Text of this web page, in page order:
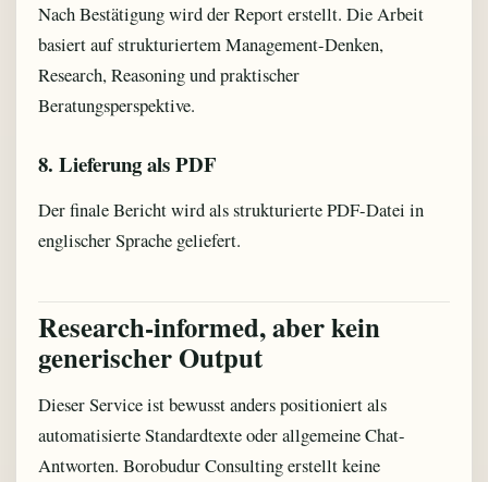
Nach Bestätigung wird der Report erstellt. Die Arbeit
basiert auf strukturiertem Management-Denken,
Research, Reasoning und praktischer
Beratungsperspektive.
8. Lieferung als PDF
Der finale Bericht wird als strukturierte PDF-Datei in
englischer Sprache geliefert.
Research-informed, aber kein
generischer Output
Dieser Service ist bewusst anders positioniert als
automatisierte Standardtexte oder allgemeine Chat-
Antworten. Borobudur Consulting erstellt keine